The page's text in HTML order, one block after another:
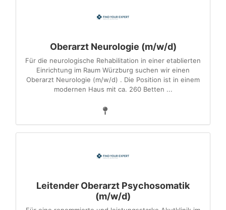
Oberarzt Neurologie (m/w/d)
Für die neurologische Rehabilitation in einer etablierten
Einrichtung im Raum Würzburg suchen wir einen
Oberarzt Neurologie (m/w/d) . Die Position ist in einem
modernen Haus mit ca. 260 Betten ...
Leitender Oberarzt Psychosomatik
(m/w/d)